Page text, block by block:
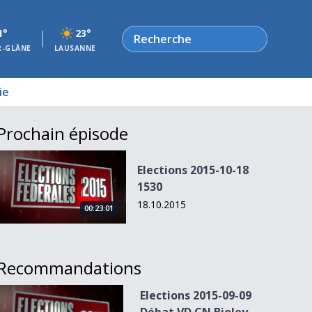
GLÂNE
23°
LAUSANNE
Rechercher
épisode
2015-10-18 1530
00:23:01
Elections 2015-10-18
1530
18.10.2015
2015-09-09 Débat VD CN Bioley-Orjulaz 2
Elections 2015-09-09